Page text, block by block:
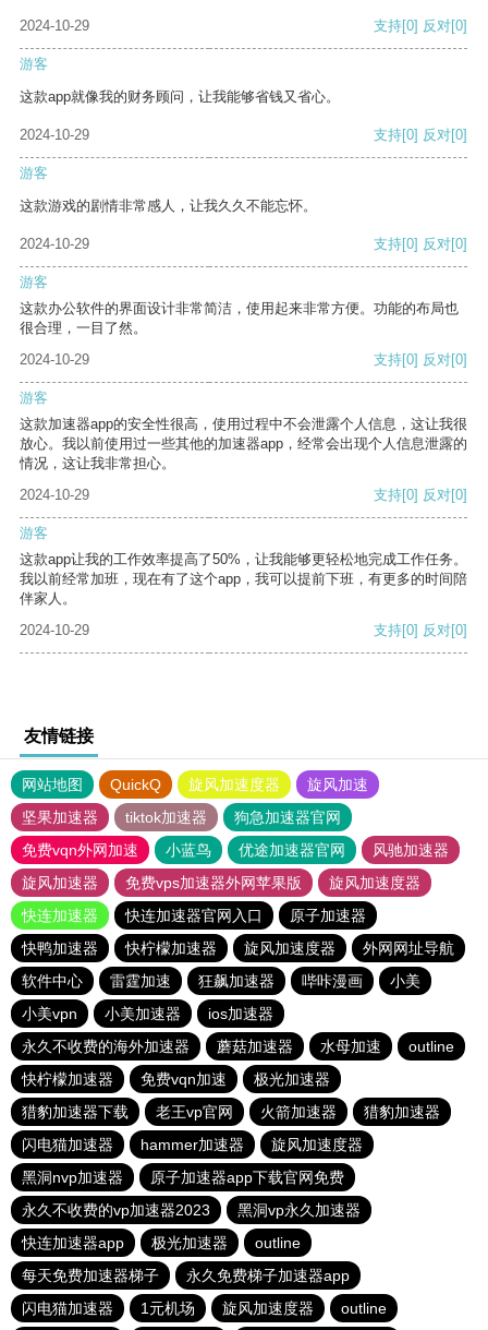
2024-10-29 支持[0] 反对[0]
游客
这款app就像我的财务顾问，让我能够省钱又省心。
2024-10-29 支持[0] 反对[0]
游客
这款游戏的剧情非常感人，让我久久不能忘怀。
2024-10-29 支持[0] 反对[0]
游客
这款办公软件的界面设计非常简洁，使用起来非常方便。功能的布局也
很合理，一目了然。
2024-10-29
支持[0] 反对[0]
游客
这款加速器app的安全性很高，使用过程中不会泄露个人信息，这让我很
放心。我以前使用过一些其他的加速器app，经常会出现个人信息泄露的
情况，这让我非常担心。
2024-10-29
支持[0] 反对[0]
游客
这款app让我的工作效率提高了50%，让我能够更轻松地完成工作任务。
我以前经常加班，现在有了这个app，我可以提前下班，有更多的时间陪
伴家人。
2024-10-29
支持[0] 反对[0]
友情链接
网站地图 QuickQ 旋风加速度器
旋风加速
坚果加速器
tiktok加速器
狗急加速器官网
免费vqn外网加速
小蓝鸟 优途加速器官网
风驰加速器
旋风加速器
免费vps加速器外网苹果版
旋风加速度器
快连加速器
快连加速器官网入口
原子加速器
快鸭加速器
快柠檬加速器 旋风加速度器
外网网址导航
软件中心
雷霆加速 狂飙加速器 哔咔漫画
小美
小美vpn
小美加速器
ios加速器
永久不收费的海外加速器
蘑菇加速器 水母加速
outline
快柠檬加速器
免费vqn加速
极光加速器
猎豹加速器下载
老王vp官网 火箭加速器
猎豹加速器
闪电猫加速器
hammer加速器
旋风加速度器
黑洞nvp加速器
原子加速器app下载官网免费
永久不收费的vp加速器2023
黑洞vp永久加速器
快连加速器app
极光加速器
outline
每天免费加速器梯子
永久免费梯子加速器app
闪电猫加速器
1元机场 旋风加速度器 outline